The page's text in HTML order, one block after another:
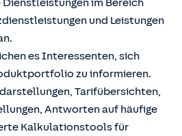
im Bereich
und Leistungen
es Interessenten, sich
zu informieren.
Tarifübersichten,
Antworten auf häufige
Kalkulationstools für